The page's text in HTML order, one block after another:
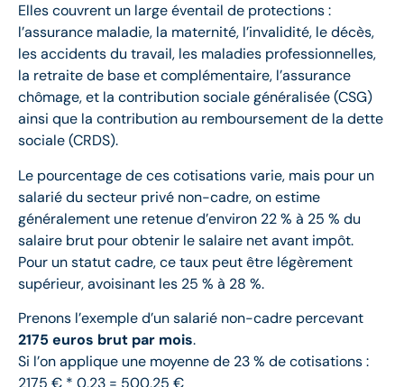
Elles couvrent un large éventail de protections :
l’assurance maladie, la maternité, l’invalidité, le décès,
les accidents du travail, les maladies professionnelles,
la retraite de base et complémentaire, l’assurance
chômage, et la contribution sociale généralisée (CSG)
ainsi que la contribution au remboursement de la dette
sociale (CRDS).
Le pourcentage de ces cotisations varie, mais pour un
salarié du secteur privé non-cadre, on estime
généralement une retenue d’environ 22 % à 25 % du
salaire brut pour obtenir le salaire net avant impôt.
Pour un statut cadre, ce taux peut être légèrement
supérieur, avoisinant les 25 % à 28 %.
Prenons l’exemple d’un salarié non-cadre percevant
2175 euros brut par mois.
Si l’on applique une moyenne de 23 % de cotisations :
2175 € * 0,23 = 500,25 €